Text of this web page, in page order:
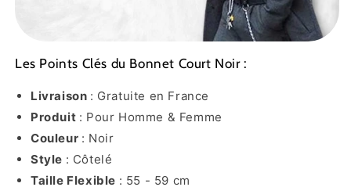
Les Points Clés du Bonnet Court Noir :
Livraison : Gratuite en France
Produit : Pour Homme & Femme
Couleur : Noir
Style : Côtelé
Taille Flexible : 55 - 59 cm